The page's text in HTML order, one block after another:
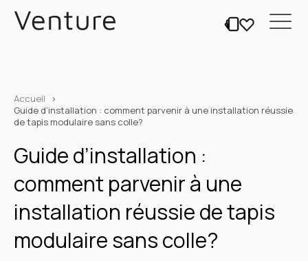
Accueil
Guide d’installation : comment parvenir à une installation réussie
de tapis modulaire sans colle?
Guide d’installation :
comment parvenir à une
installation réussie de tapis
modulaire sans colle?